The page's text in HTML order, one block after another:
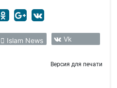
Islam News Vk
Версия для печати